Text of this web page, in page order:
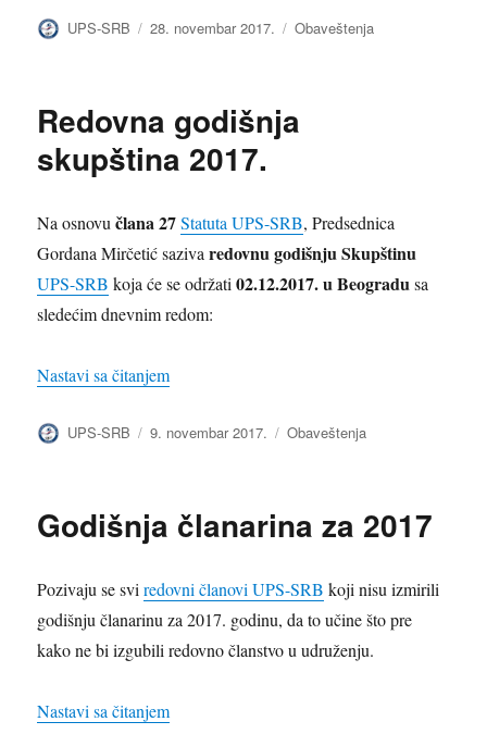
Autor
UPS-SRB Objavljeno
28. novembar 2017. Kategorije
Obaveštenja
Redovna godišnja
skupština 2017.
Na osnovučlana 27 Statuta UPS-SRB, Predsednica
Gordana Mirčetić sazivaredovnu godišnju Skupštinu
UPS-SRB koja će se održati02.12.2017. u Beogradusa
sledećim dnevnim redom:
Nastavi sa čitanjem„Redovna godišnja skupština 2017.“
Autor
UPS-SRB Objavljeno
9. novembar 2017. Kategorije
Obaveštenja
Godišnja članarina za 2017
Pozivaju se sviredovni članovi UPS-SRB koji nisu izmirili
godišnju članarinu za 2017. godinu, da to učine što pre
kako ne bi izgubili redovno članstvo u udruženju.
Nastavi sa čitanjem„Godišnja članarina za 2017“